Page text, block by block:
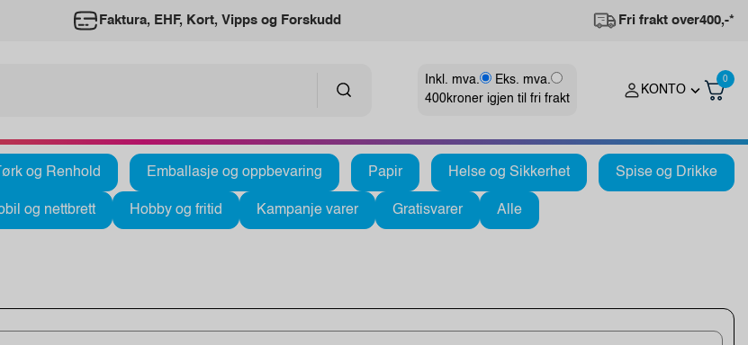
Faktura, EHF, Kort, Vipps og Forskudd Fri frakt over400,-*
Inkl. mva.
Eks. mva.
400kroner igjen til fri frakt
KONTO
0
og Renhold Emballasje og oppbevaring Papir Helse og Sikkerhet Spise og Drikke
og nettbrett Hobby og fritid Kampanje varer Gratisvarer Alle